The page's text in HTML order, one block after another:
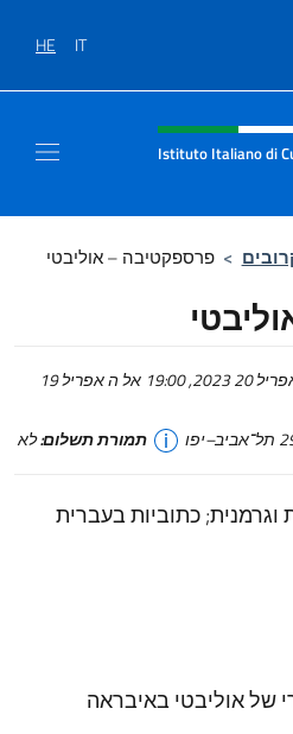
IT
HE
Site header,
Istituto Italiano di
> פרספקטיבה – אוליבטי
מ ה אפריל 20 2023, 19:00 אל ה אפריל 19
תמורת תשלום:לא
וגרמנית; כתוביות בעברית
של אוליבטי באיבראה